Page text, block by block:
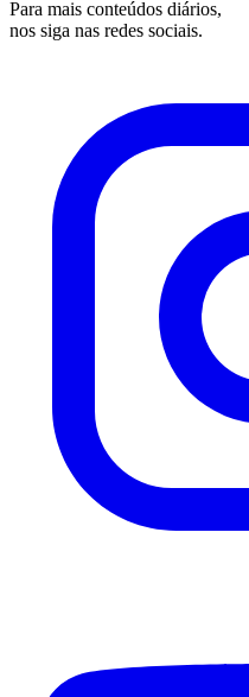
Para mais conteúdos diários,
nos siga nas redes sociais.